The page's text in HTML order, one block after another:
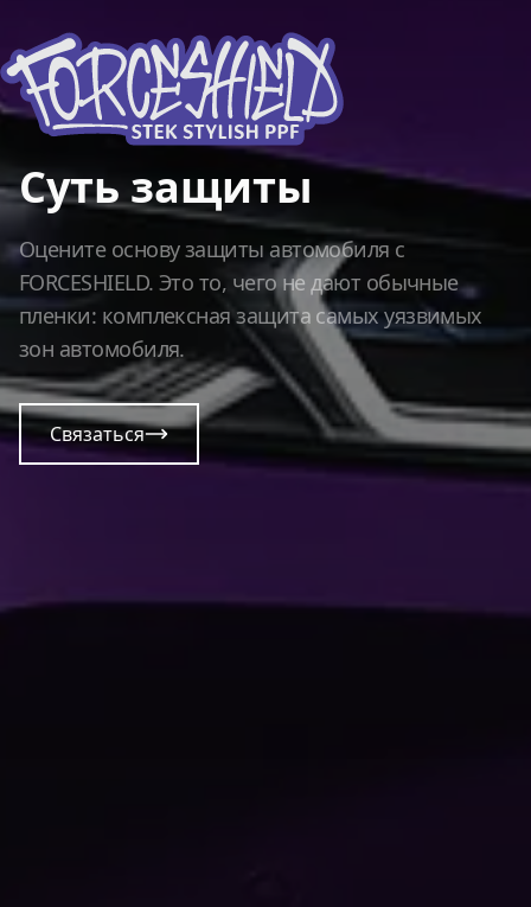
Суть защиты
Оцените основу защиты автомобиля с
FORCESHIELD. Это то, чего не дают обычные
пленки: комплексная защита самых уязвимых
зон автомобиля.
Связаться